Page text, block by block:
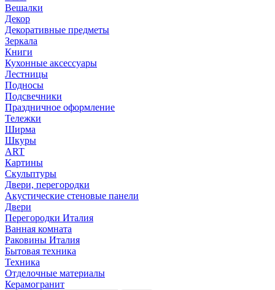
Вешалки
Декор
Декоративные предметы
Зеркала
Книги
Кухонные аксессуары
Лестницы
Подносы
Подсвечники
Праздничное оформление
Тележки
Ширма
Шкуры
ART
Картины
Скульптуры
Двери, перегородки
Акустические стеновые панели
Двери
Перегородки Италия
Ванная комната
Раковины Италия
Бытовая техника
Техника
Отделочные материалы
Керамогранит